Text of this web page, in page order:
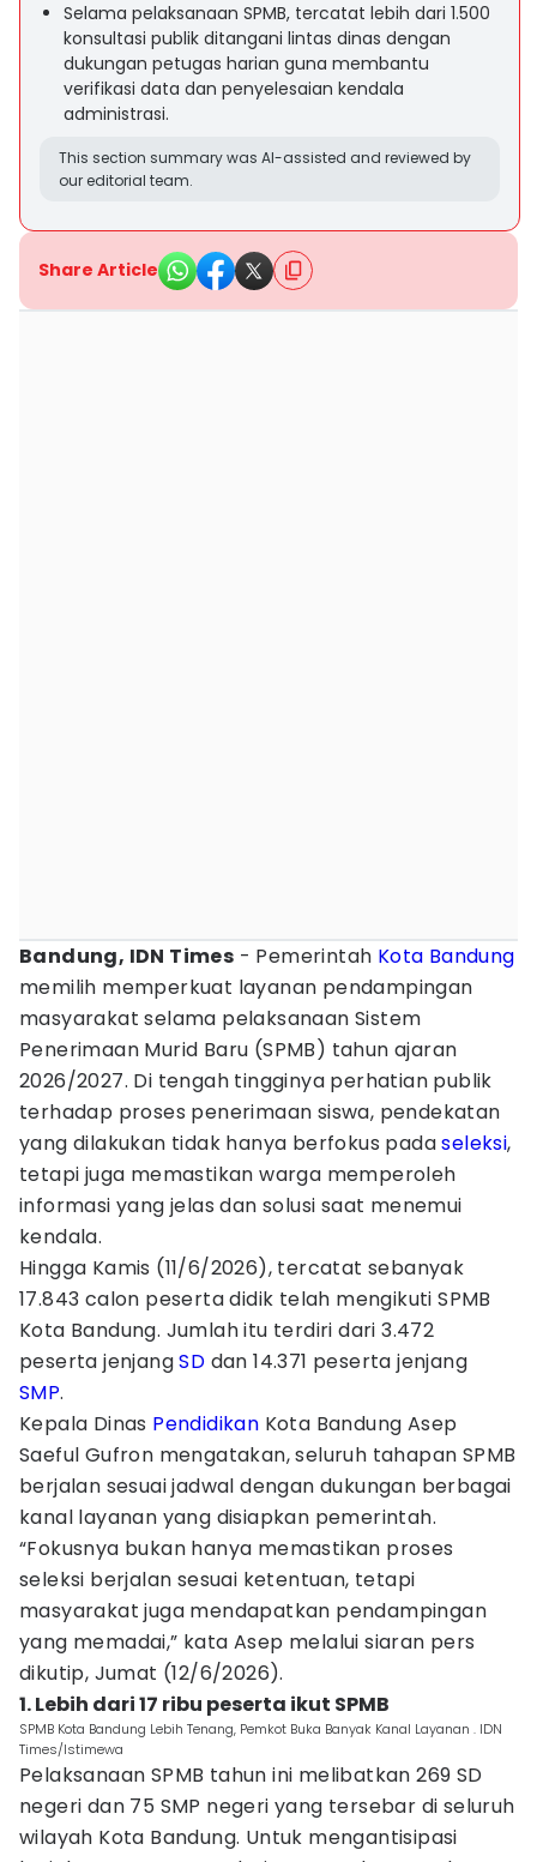
Selama pelaksanaan SPMB, tercatat lebih dari 1.500
konsultasi publik ditangani lintas dinas dengan
dukungan petugas harian guna membantu
verifikasi data dan penyelesaian kendala
administrasi.
This section summary was AI-assisted and reviewed by
our editorial team.
Share Article
Bandung, IDN Times - Pemerintah Kota Bandung
memilih memperkuat layanan pendampingan
masyarakat selama pelaksanaan Sistem
Penerimaan Murid Baru (SPMB) tahun ajaran
2026/2027. Di tengah tingginya perhatian publik
terhadap proses penerimaan siswa, pendekatan
yang dilakukan tidak hanya berfokus padaseleksi,
tetapi juga memastikan warga memperoleh
informasi yang jelas dan solusi saat menemui
kendala.
Hingga Kamis (11/6/2026), tercatat sebanyak
17.843 calon peserta didik telah mengikuti SPMB
Kota Bandung. Jumlah itu terdiri dari 3.472
peserta jenjangSD dan 14.371 peserta jenjang
SMP.
Kepala Dinas Pendidikan Kota Bandung Asep
Saeful Gufron mengatakan, seluruh tahapan SPMB
berjalan sesuai jadwal dengan dukungan berbagai
kanal layanan yang disiapkan pemerintah.
“Fokusnya bukan hanya memastikan proses
seleksi berjalan sesuai ketentuan, tetapi
masyarakat juga mendapatkan pendampingan
yang memadai,” kata Asep melalui siaran pers
dikutip, Jumat (12/6/2026).
1. Lebih dari 17 ribu peserta ikut SPMB
SPMB Kota Bandung Lebih Tenang, Pemkot Buka Banyak Kanal Layanan . IDN
Times/Istimewa
Pelaksanaan SPMB tahun ini melibatkan 269 SD
negeri dan 75 SMP negeri yang tersebar di seluruh
wilayah Kota Bandung. Untuk mengantisipasi